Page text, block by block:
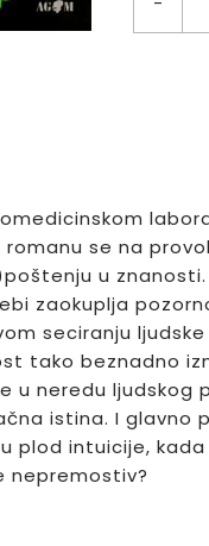
se na
u
zaokuplja
seciranju
tako beznadno
u neredu ljudskog
istina. I glavno
plod intuicije,
nepremostiv?